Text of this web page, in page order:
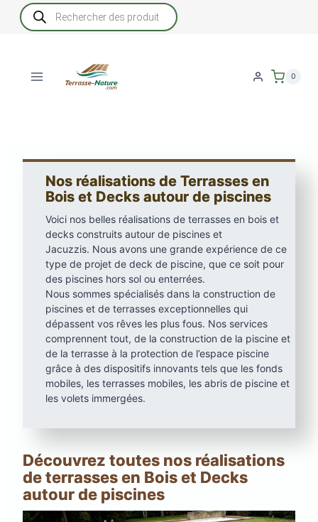
Recherche
de
produits
0
Nos réalisations de Terrasses en
Bois et Decks autour de piscines
Voici nos belles réalisations de terrasses en bois et
decks construits autour de piscines et
Jacuzzis. Nous avons une grande expérience de ce
type de projet de deck de piscine, que ce soit pour
des piscines hors sol ou enterrées.
Nous sommes spécialisés dans la construction de
piscines et de terrasses exceptionnelles qui
dépassent vos rêves les plus fous. Nos services
comprennent tout, de la construction de la piscine et
de la terrasse à la protection de l’espace piscine
grâce à des dispositifs innovants tels que les fonds
mobiles, les terrasses mobiles, les abris de piscine et
les volets immergées.
Découvrez toutes nos réalisations
de terrasses en Bois et Decks
autour de piscines